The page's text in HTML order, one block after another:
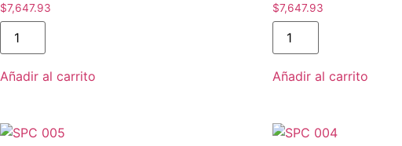
$7,647.93
SPC
006
cantidad
Añadir al carrito
$7,647.93
SPC
016
cantidad
Añadir al carrito